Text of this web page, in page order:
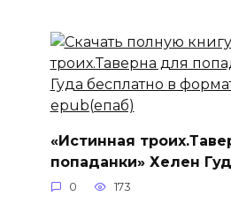
«Истинная
попаданки» Хелен
0 173